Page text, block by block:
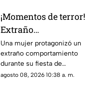
¡Momentos de terror!
Extraño
comportamiento de
mujer durante su
cumpleaños causa
desconcierto
Una mujer protagonizó un
extraño comportamiento
durante su fiesta de
cumpleaños, causando
agosto 08, 2026 10:38 a. m.